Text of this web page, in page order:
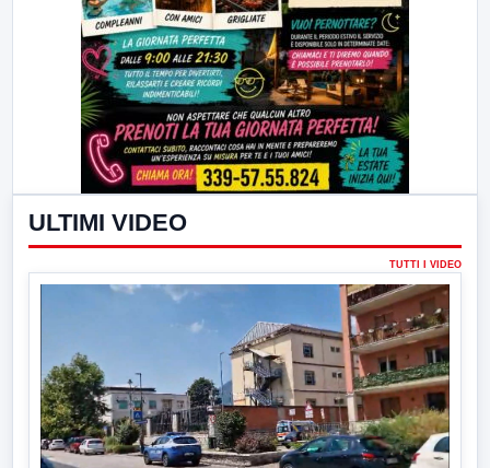
ULTIMI VIDEO
TUTTI I VIDEO